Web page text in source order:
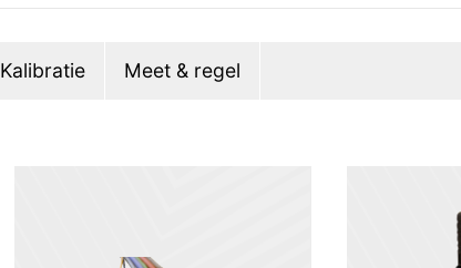
Kalibratie Meet & regel